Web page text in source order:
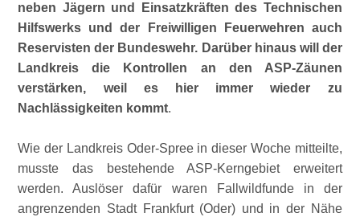
neben Jägern und Einsatzkräften des Technischen
Hilfswerks und der Freiwilligen Feuerwehren auch
Reservisten der Bundeswehr. Darüber hinaus will der
Landkreis die Kontrollen an den ASP-Zäunen
verstärken, weil es hier immer wieder zu
Nachlässigkeiten kommt.
Wie der Landkreis Oder-Spree in dieser Woche mitteilte,
musste das bestehende ASP-Kerngebiet erweitert
werden. Auslöser dafür waren Fallwildfunde in der
angrenzenden Stadt Frankfurt (Oder) und in der Nähe